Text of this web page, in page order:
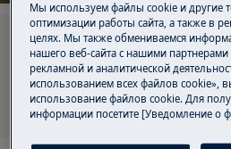
Ищите среди наших
Мы используем файлы cookie и другие
оптимизации работы сайта, а также в
целях. Мы также обмениваемся
нашего веб-сайта с нашими партнерами
рекламной и аналитической
использованием всех файлов cookie»,
использование файлов cookie. Для
информации посетите [Уведомление о